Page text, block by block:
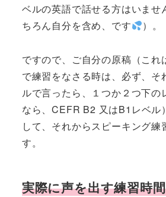
ベルの英語で話せる方はいませ
ちろん自分を含め、です
）。
ですので、ご自分の原稿（これ
で練習をなさる時は、必ず、そ
ルで言ったら、１つか２つ下の
なら、CEFR B2 又はB1レベル
して、それからスピーキング練
す。
実際に声を出す練習時